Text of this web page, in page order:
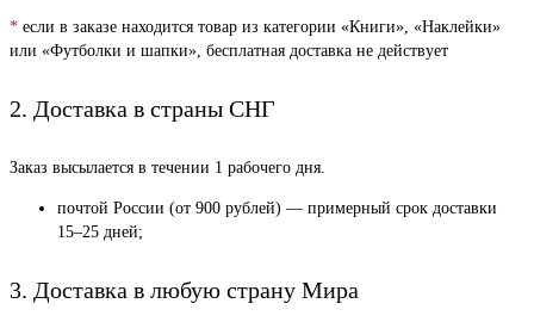
* если в заказе находится товар из категории «Книги», «Наклейки»
или «Футболки и шапки», бесплатная доставка не действует
2. Доставка в страны СНГ
Заказ высылается в течении 1 рабочего дня.
почтой России (от 900 рублей) — примерный срок доставки
15–25 дней;
3. Доставка в любую страну Мира